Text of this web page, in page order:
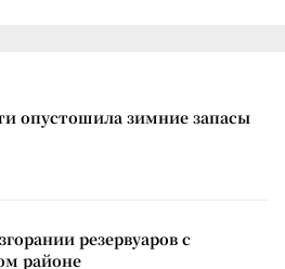
опустошила зимние запасы
резервуаров с
районе